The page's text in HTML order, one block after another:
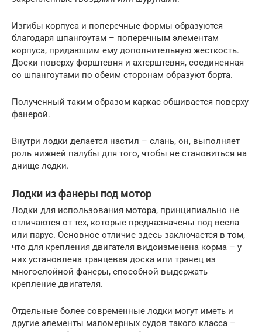
Изгибы корпуса и поперечные формы образуются
благодаря шпангоутам – поперечным элементам
корпуса, придающим ему дополнительную жесткость.
Доски поверху форштевня и ахтерштевня, соединенная
со шпангоутами по обеим сторонам образуют борта.
Полученный таким образом каркас обшивается поверху
фанерой.
Внутри лодки делается настил – слань, он, выполняет
роль нижней палубы для того, чтобы не становиться на
днище лодки.
Лодки из фанеры под мотор
Лодки для использования мотора, принципиально не
отличаются от тех, которые предназначены под весла
или парус. Основное отличие здесь заключается в том,
что для крепления двигателя видоизменена корма – у
них установлена транцевая доска или транец из
многослойной фанеры, способной выдержать
крепление двигателя.
Отдельные более современные лодки могут иметь и
другие элементы маломерных судов такого класса –